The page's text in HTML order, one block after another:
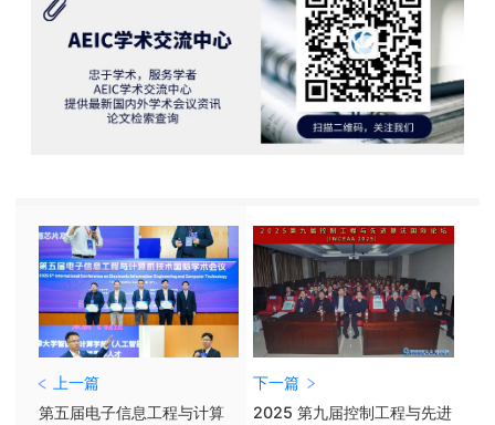
上一篇
第五届电子信息工程与计算
下一篇
2025 第九届控制工程与先进